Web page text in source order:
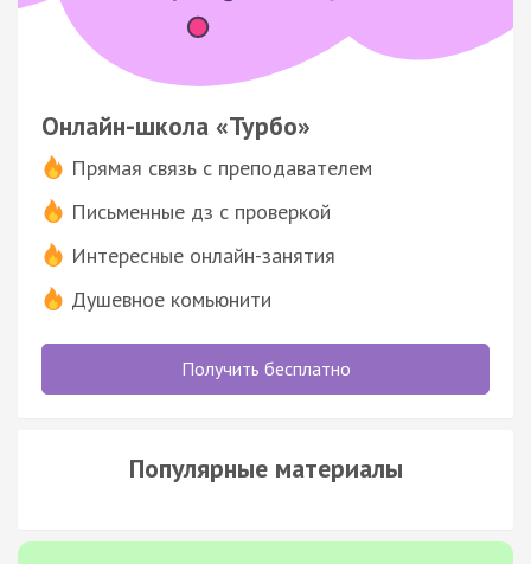
Онлайн-школа «Турбо»
Прямая связь с преподавателем
Письменные дз с проверкой
Интересные онлайн-занятия
Душевное комьюнити
Получить бесплатно
Популярные материалы